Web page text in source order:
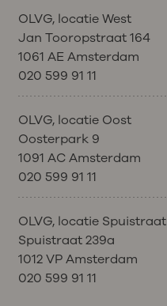
OLVG, locatie West
Jan Tooropstraat 164
1061 AE Amsterdam
020 599 91 11
OLVG, locatie Oost
Oosterpark 9
1091 AC Amsterdam
020 599 91 11
OLVG, locatie Spuistraat
Spuistraat 239a
1012 VP Amsterdam
020 599 91 11